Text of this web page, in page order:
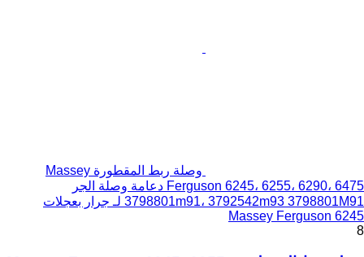
وصلة ربط المقطورة Massey
Ferguson 6245، 6255، 6290، 6475 دعامة وصلة الجر
3798801m91، 3792542m93 3798801M91 لـ جرار بعجلات
Massey Ferguson 6245
8